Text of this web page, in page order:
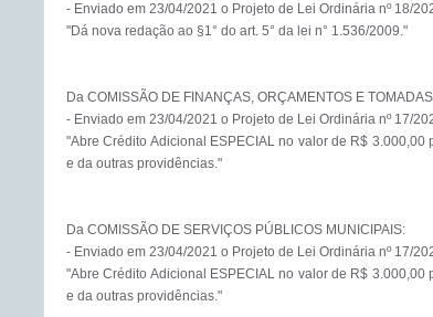
- Enviado em 23/04/2021 o Projeto de Lei Ordinária nº 18/
"Dá nova redação ao §1° do art. 5° da lei n° 1.536/2009."
Da COMISSÃO DE FINANÇAS, ORÇAMENTOS E
- Enviado em 23/04/2021 o Projeto de Lei Ordinária nº 17/
"Abre Crédito Adicional ESPECIAL no valor de R$
e da outras providências."
Da COMISSÃO DE SERVIÇOS PÚBLICOS MUNICIPAIS:
- Enviado em 23/04/2021 o Projeto de Lei Ordinária nº 17/
"Abre Crédito Adicional ESPECIAL no valor de R$
e da outras providências."